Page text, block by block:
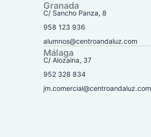
Granada
C/ Sancho Panza, 8
958 123 936
alumnos@centroandaluz.com
Málaga
C/ Alozaina, 37
952 328 834
jm.comercial@centroandaluz.com